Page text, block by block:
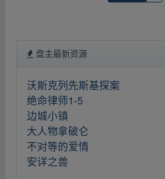
盘主最新资源
沃斯克列先斯基探案
绝命律师1-5
边城小镇
大人物拿破仑
不对等的爱情
安详之兽